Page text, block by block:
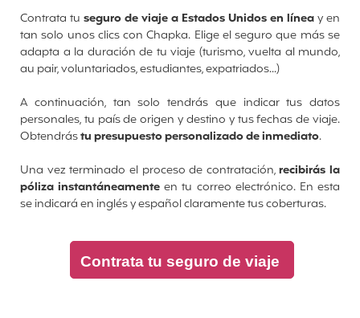
Contrata tu seguro de viaje a Estados Unidos en líneay en
tan solo unos clics con Chapka. Elige el seguro que más se
adapta a la duración de tu viaje (turismo, vuelta al mundo,
au pair, voluntariados, estudiantes, expatriados...)
A continuación, tan solo tendrás que indicar tus datos
personales, tu país de origen y destino y tus fechas de viaje.
Obtendrástu presupuesto personalizado de inmediato.
Una vez terminado el proceso de contratación,recibirás la
póliza instantáneamenteen tu correo electrónico. En esta
se indicará en inglés y español claramente tus coberturas.
Contrata tu seguro de viaje